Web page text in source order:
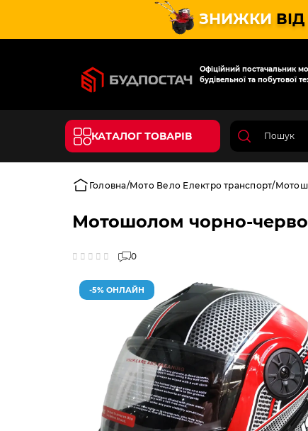
ЗНИЖКИ ВІД
Офіційний постачальник
будівельної та побутової
КАТАЛОГ ТОВАРІВ
Головна Мото Вело Електро транспорт
Мотошолом чорно-
0
-5% ОНЛАЙН